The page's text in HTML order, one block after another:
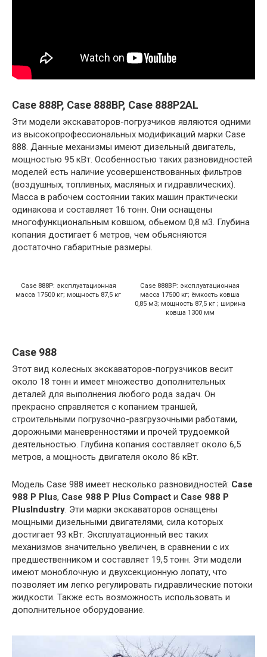
Case 888P, Case 888BP, Case 888P2AL
Эти модели экскаваторов-погрузчиков являются одними
из высокопрофессиональных модификаций марки Case
888. Данные механизмы имеют дизельный двигатель,
мощностью 95 кВт. Особенностью таких разновидностей
моделей есть наличие усовершенствованных фильтров
(воздушных, топливных, масляных и гидравлических).
Масса в рабочем состоянии таких машин практически
одинакова и составляет 16 тонн. Они оснащены
многофункциональным ковшом, обьемом 0,8 м3. Глубина
копания достигает 6 метров, чем обьясняются
достаточно габаритные размеры.
Case 888P: эксплуатационная
масса 17500 кг; мощность 87,5 кг
Case 888BP: эксплуатационная
масса 17500 кг; ёмкость ковша
0,85 м3; мощность 87,5 кг ; ширина
ковша 1300 мм
Case 988
Этот вид колесных экскаваторов-погрузчиков весит
около 18 тонн и имеет множество дополнительных
деталей для выполнения любого рода задач. Он
прекрасно справляется с копанием траншей,
строительными погрузочно-разгрузочными работами,
дорожными маневренностями и прочей трудоемкой
деятельностью. Глубина копания составляет около 6,5
метров, а мощность двигателя около 86 кВт.
Модель Case 988 имеет несколько разновидностей: Case
988 P Plus, Case 988 P Plus Compact и Case 988 P
PlusIndustry. Эти марки экскаваторов оснащены
мощными дизельными двигателями, сила которых
достигает 93 кВт. Эксплуатационный вес таких
механизмов значительно увеличен, в сравнении с их
предшественником и составляет 19,5 тонн. Эти модели
имеют моноблочную и двухсекционную лопату, что
позволяет им легко регулировать гидравлические потоки
жидкости. Также есть возможность использовать и
дополнительное оборудование.